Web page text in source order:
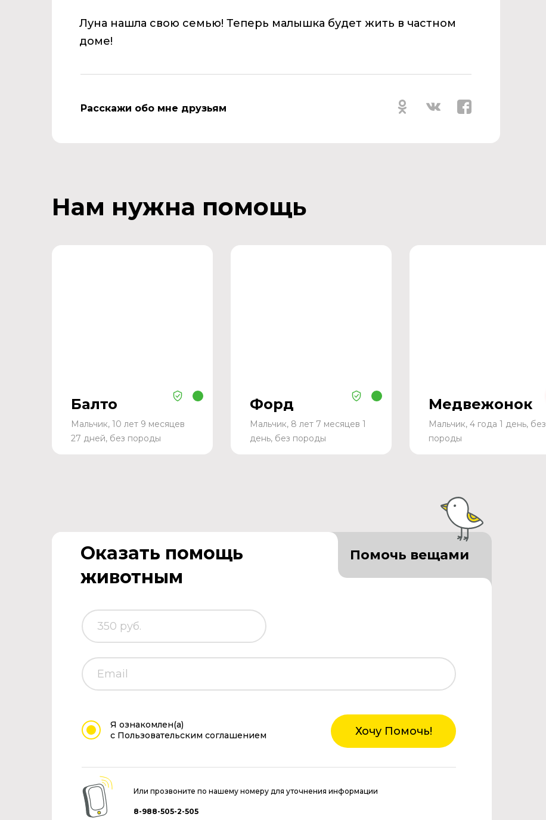
Луна нашла свою семью! Теперь малышка будет жить в частном
доме!
Расскажи обо мне друзьям
Нам нужна помощь
Балто
Мальчик, 10 лет 9 месяцев
27 дней, без породы
Форд
Мальчик, 8 лет 7 месяцев 1
день, без породы
Медвежонок
Мальчик, 4 года 1 день, без
породы
Оказать помощь
животным
Помочь вещами
Я ознакомлен(а)
с Пользовательским соглашением
Хочу Помочь!
Или прозвоните по нашему номеру для уточнения информации
8-988-505-2-505